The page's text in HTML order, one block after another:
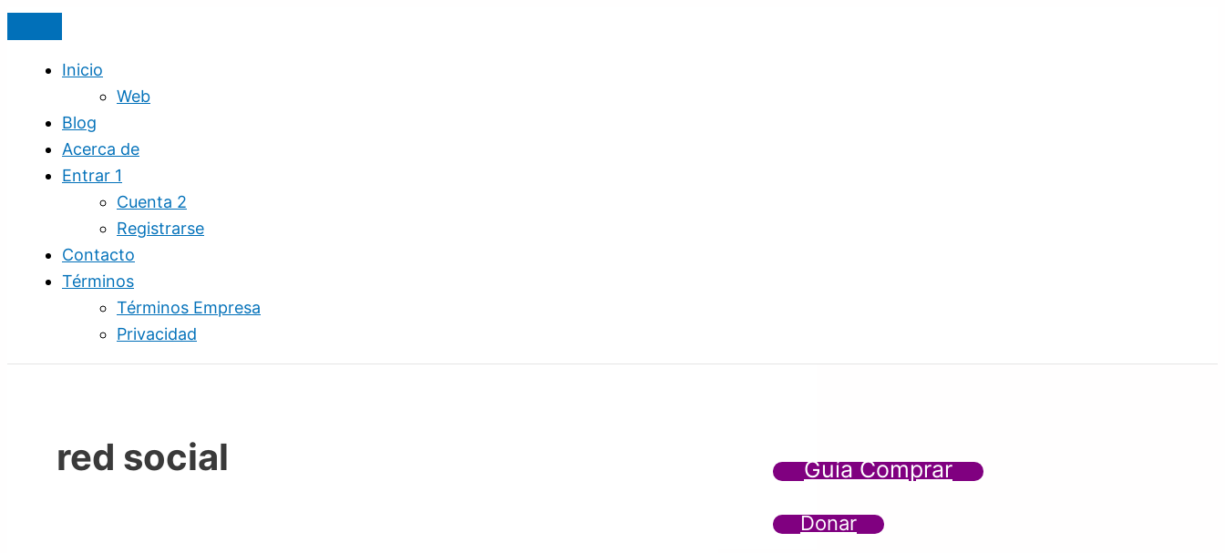
Ir
al
contenido
Inicio
Web
Blog
Acerca de
Entrar 1
Cuenta 2
Registrarse
Contacto
Términos
Términos Empresa
Privacidad
red social
Activa
la
Agencia
Línea
Diseño
Digital
Cursos
en
Linea
Guía Comprar
Donar